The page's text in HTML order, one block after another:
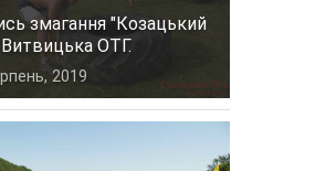
змагання "Козацький
Витвицька ОТГ.
2019